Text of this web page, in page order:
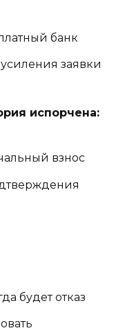
банк
заявки
испорчена:
взнос
будет отказ